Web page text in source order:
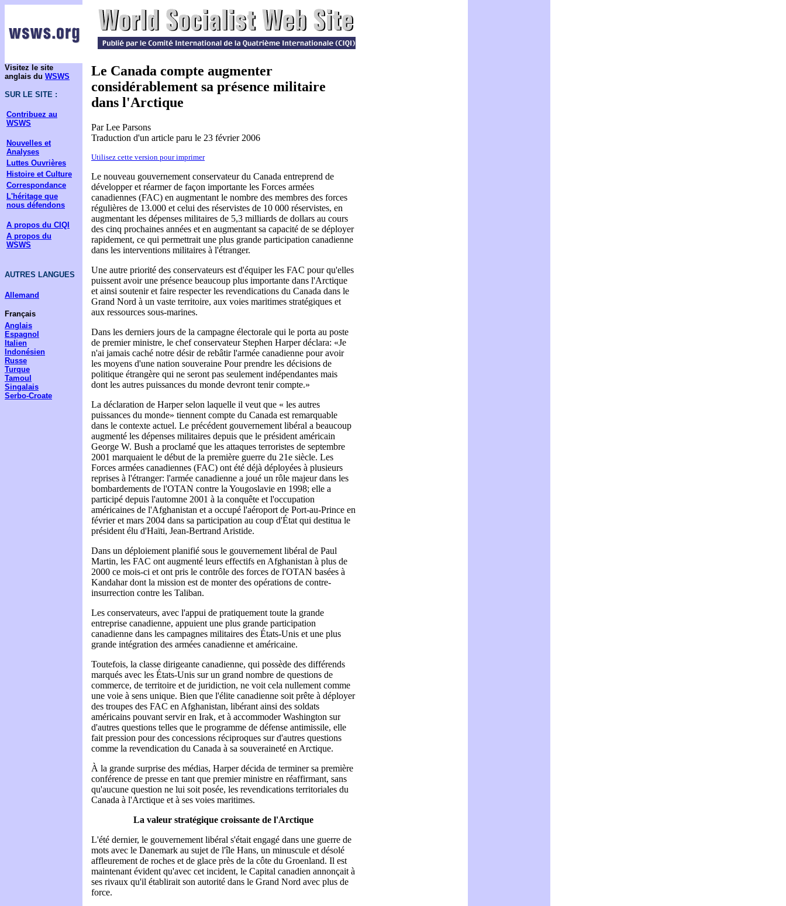
Visitez le site
anglais du WSWS
SUR LE SITE :
Contribuez au
WSWS
Nouvelles et
Analyses
Luttes Ouvrières
Histoire et Culture
Correspondance
L'héritage que
nous défendons
A propos du CIQI
A propos du
WSWS
AUTRES LANGUES
Allemand
Français
Anglais
Espagnol
Italien
Indonésien
Russe
Turque
Tamoul
Singalais
Serbo-Croate
Le Canada compte augmenter
considérablement sa présence militaire
dans l'Arctique
Par Lee Parsons
Traduction d'un article paru le 23 février 2006
Utilisez cette version pour imprimer
Le nouveau gouvernement conservateur du Canada entreprend de
développer et réarmer de façon importante les Forces armées
canadiennes (FAC) en augmentant le nombre des membres des forces
régulières de 13.000 et celui des réservistes de 10 000 réservistes, en
augmentant les dépenses militaires de 5,3 milliards de dollars au cours
des cinq prochaines années et en augmentant sa capacité de se déployer
rapidement, ce qui permettrait une plus grande participation canadienne
dans les interventions militaires à l'étranger.
Une autre priorité des conservateurs est d'équiper les FAC pour qu'elles
puissent avoir une présence beaucoup plus importante dans l'Arctique
et ainsi soutenir et faire respecter les revendications du Canada dans le
Grand Nord à un vaste territoire, aux voies maritimes stratégiques et
aux ressources sous-marines.
Dans les derniers jours de la campagne électorale qui le porta au poste
de premier ministre, le chef conservateur Stephen Harper déclara: «Je
n'ai jamais caché notre désir de rebâtir l'armée canadienne pour avoir
les moyens d'une nation souveraine Pour prendre les décisions de
politique étrangère qui ne seront pas seulement indépendantes mais
dont les autres puissances du monde devront tenir compte.»
La déclaration de Harper selon laquelle il veut que « les autres
puissances du monde» tiennent compte du Canada est remarquable
dans le contexte actuel. Le précédent gouvernement libéral a beaucoup
augmenté les dépenses militaires depuis que le président américain
George W. Bush a proclamé que les attaques terroristes de septembre
2001 marquaient le début de la première guerre du 21e siècle. Les
Forces armées canadiennes (FAC) ont été déjà déployées à plusieurs
reprises à l'étranger: l'armée canadienne a joué un rôle majeur dans les
bombardements de l'OTAN contre la Yougoslavie en 1998; elle a
participé depuis l'automne 2001 à la conquête et l'occupation
américaines de l'Afghanistan et a occupé l'aéroport de Port-au-Prince en
février et mars 2004 dans sa participation au coup d'État qui destitua le
président élu d'Haïti, Jean-Bertrand Aristide.
Dans un déploiement planifié sous le gouvernement libéral de Paul
Martin, les FAC ont augmenté leurs effectifs en Afghanistan à plus de
2000 ce mois-ci et ont pris le contrôle des forces de l'OTAN basées à
Kandahar dont la mission est de monter des opérations de contre-
insurrection contre les Taliban.
Les conservateurs, avec l'appui de pratiquement toute la grande
entreprise canadienne, appuient une plus grande participation
canadienne dans les campagnes militaires des États-Unis et une plus
grande intégration des armées canadienne et américaine.
Toutefois, la classe dirigeante canadienne, qui possède des différends
marqués avec les États-Unis sur un grand nombre de questions de
commerce, de territoire et de juridiction, ne voit cela nullement comme
une voie à sens unique. Bien que l'élite canadienne soit prête à déployer
des troupes des FAC en Afghanistan, libérant ainsi des soldats
américains pouvant servir en Irak, et à accommoder Washington sur
d'autres questions telles que le programme de défense antimissile, elle
fait pression pour des concessions réciproques sur d'autres questions
comme la revendication du Canada à sa souveraineté en Arctique.
À la grande surprise des médias, Harper décida de terminer sa première
conférence de presse en tant que premier ministre en réaffirmant, sans
qu'aucune question ne lui soit posée, les revendications territoriales du
Canada à l'Arctique et à ses voies maritimes.
La valeur stratégique croissante de l'Arctique
L'été dernier, le gouvernement libéral s'était engagé dans une guerre de
mots avec le Danemark au sujet de l'île Hans, un minuscule et désolé
affleurement de roches et de glace près de la côte du Groenland. Il est
maintenant évident qu'avec cet incident, le Capital canadien annonçait à
ses rivaux qu'il établirait son autorité dans le Grand Nord avec plus de
force.